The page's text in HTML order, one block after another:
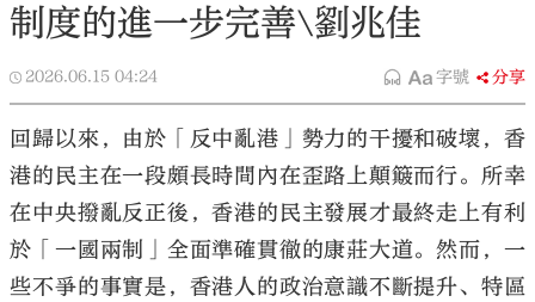
制度的進一步完善\劉兆佳
2026.06.15 04:24 字號 分享
回歸以來，由於「反中亂港」勢力的干擾和破壞，香
港的民主在一段頗長時間內在歪路上顛簸而行。所幸
在中央撥亂反正後，香港的民主發展才最終走上有利
於「一國兩制」全面準確貫徹的康莊大道。然而，一
些不爭的事實是，香港人的政治意識不斷提升、特區